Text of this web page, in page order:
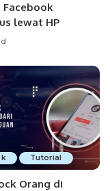
Facebook
lewat HP
Tutorial
Orang di